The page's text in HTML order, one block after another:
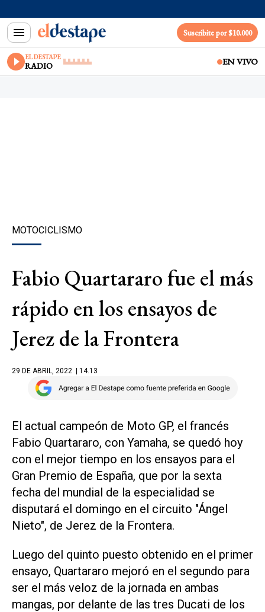
Suscribite por $10.000
EL DESTAPE
RADIO EN VIVO
MOTOCICLISMO
Fabio Quartararo fue el más
rápido en los ensayos de
Jerez de la Frontera
29 DE ABRIL, 2022 | 14.13
El actual campeón de Moto GP, el francés
Fabio Quartararo, con Yamaha, se quedó hoy
con el mejor tiempo en los ensayos para el
Gran Premio de España, que por la sexta
fecha del mundial de la especialidad se
disputará el domingo en el circuito "Ángel
Nieto", de Jerez de la Frontera.
Luego del quinto puesto obtenido en el primer
ensayo, Quartararo mejoró en el segundo para
ser el más veloz de la jornada en ambas
mangas, por delante de las tres Ducati de los